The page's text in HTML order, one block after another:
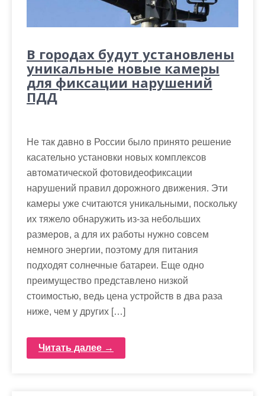
В городах будут установлены
уникальные новые камеры
для фиксации нарушений
ПДД
Не так давно в России было принято решение
касательно установки новых комплексов
автоматической фотовидеофиксации
нарушений правил дорожного движения. Эти
камеры уже считаются уникальными, поскольку
их тяжело обнаружить из-за небольших
размеров, а для их работы нужно совсем
немного энергии, поэтому для питания
подходят солнечные батареи. Еще одно
преимущество представлено низкой
стоимостью, ведь цена устройств в два раза
ниже, чем у других […]
Читать далее →